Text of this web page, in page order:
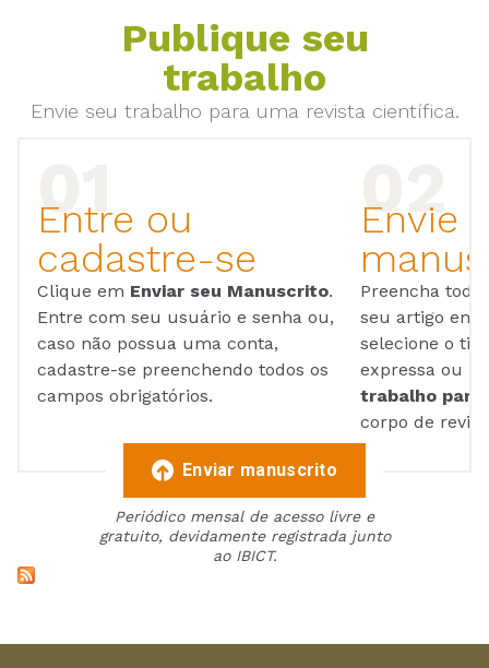
Publique seu
trabalho
Envie seu trabalho para uma revista científica.
Entre ou
cadastre-se
Clique em Enviar seu Manuscrito.
Entre com seu usuário e senha ou,
caso não possua uma conta,
cadastre-se preenchendo todos os
campos obrigatórios.
Envie
Preencha
seu artigo em
selecione o
expressa ou
trabalho para
corpo de
Enviar manuscrito
Periódico mensal de acesso livre e
gratuito, devidamente registrada junto
ao IBICT.